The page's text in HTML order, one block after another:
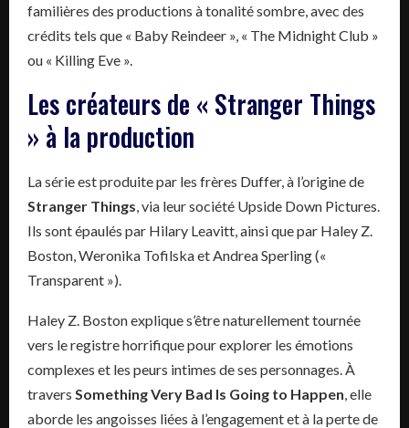
familières des productions à tonalité sombre, avec des
crédits tels que « Baby Reindeer », « The Midnight Club »
ou « Killing Eve ».
Les créateurs de « Stranger Things
» à la production
La série est produite par les frères Duffer, à l’origine de
Stranger Things , via leur société Upside Down Pictures.
Ils sont épaulés par Hilary Leavitt, ainsi que par Haley Z.
Boston, Weronika Tofilska et Andrea Sperling («
Transparent »).
Haley Z. Boston explique s’être naturellement tournée
vers le registre horrifique pour explorer les émotions
complexes et les peurs intimes de ses personnages. À
travers Something Very Bad Is Going to Happen , elle
aborde les angoisses liées à l’engagement et à la perte de